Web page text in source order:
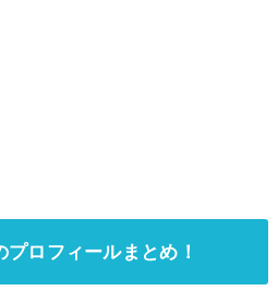
ロフィールまとめ！